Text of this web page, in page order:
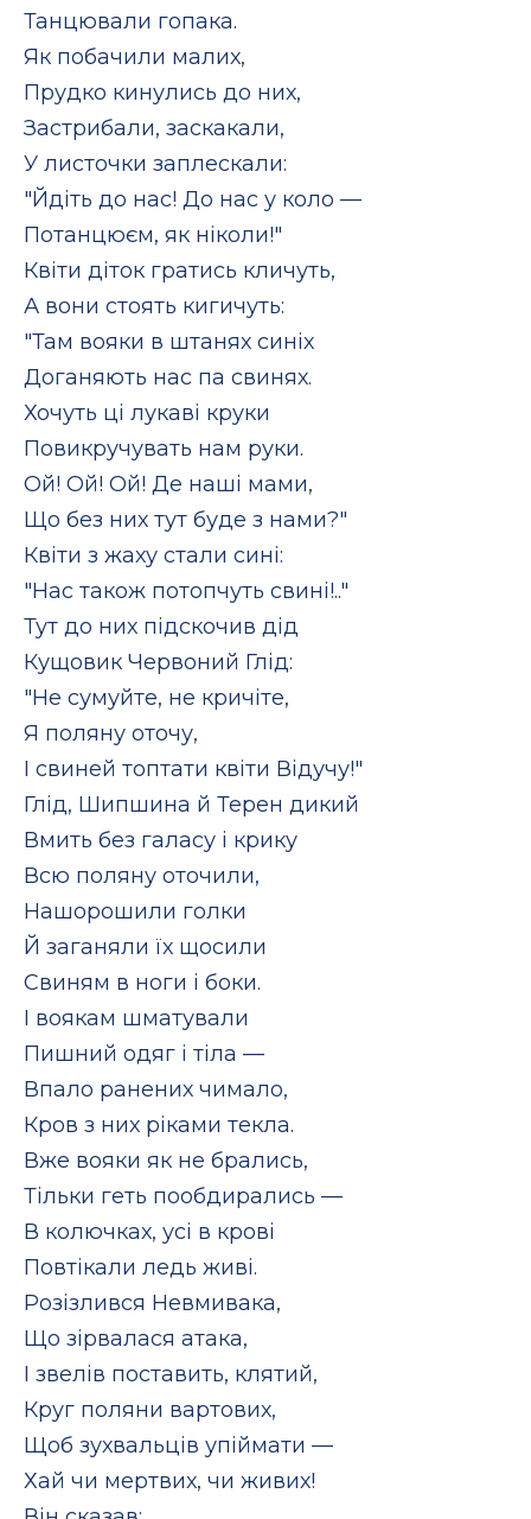
Танцювали гопака.
Як побачили малих,
Прудко кинулись до них,
Застрибали, заскакали,
У листочки заплескали:
"Йдіть до нас! До нас у коло —
Потанцюєм, як ніколи!"
Квіти діток гратись кличуть,
А вони стоять кигичуть:
"Там вояки в штанях синіх
Доганяють нас па свинях.
Хочуть ці лукаві круки
Повикручувать нам руки.
Ой! Ой! Ой! Де наші мами,
Що без них тут буде з нами?"
Квіти з жаху стали сині:
"Нас також потопчуть свині!.."
Тут до них підскочив дід
Кущовик Червоний Глід:
"Не сумуйте, не кричіте,
Я поляну оточу,
І свиней топтати квіти Відучу!"
Глід, Шипшина й Терен дикий
Вмить без галасу і крику
Всю поляну оточили,
Нашорошили голки
Й заганяли їх щосили
Свиням в ноги і боки.
І воякам шматували
Пишний одяг і тіла —
Впало ранених чимало,
Кров з них ріками текла.
Вже вояки як не брались,
Тільки геть пообдирались —
В колючках, усі в крові
Повтікали ледь живі.
Розізлився Невмивака,
Що зірвалася атака,
І звелів поставить, клятий,
Круг поляни вартових,
Щоб зухвальців упіймати —
Хай чи мертвих, чи живих!